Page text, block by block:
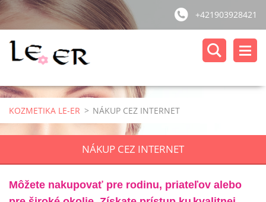
+421903928421
KOZMETIKA LE-ER > NÁKUP CEZ INTERNET
NÁKUP CEZ INTERNET
Môžete nakupovať pre rodinu, priateľov alebo